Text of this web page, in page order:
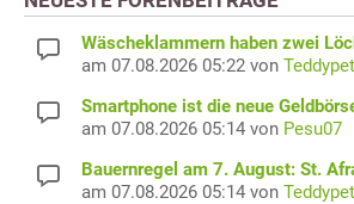
Wäscheklammern haben zwei
am 07.08.2026 05:22 von
Smartphone ist die neue
am 07.08.2026 05:14 von Pesu07
Bauernregel am 7. August: St.
am 07.08.2026 05:14 von